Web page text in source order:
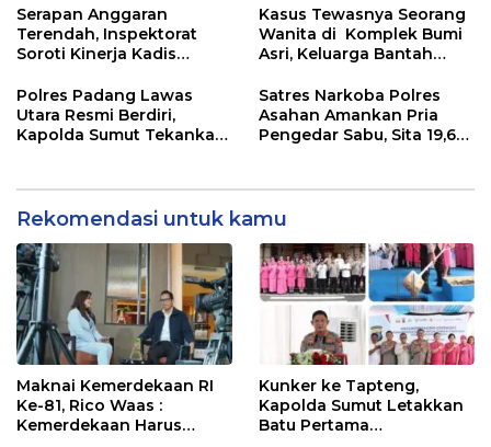
Beberkan Pengawasan
Proyek
Serapan Anggaran
Terendah, Inspektorat
Soroti Kinerja Kadis
Kasus Tewasnya Seorang
Wanita di Komplek Bumi
Asri, Keluarga Bantah
Polres Padang Lawas
Utara Resmi Berdiri,
Kapolda Sumut Tekankan
Satres Narkoba Polres
Asahan Amankan Pria
Pengedar Sabu, Sita 19,60
Rekomendasi untuk kamu
Maknai Kemerdekaan RI
Ke-81, Rico Waas :
Kemerdekaan Harus
Kunker ke Tapteng,
Kapolda Sumut Letakkan
Batu Pertama